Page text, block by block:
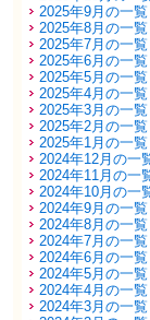
2025年9月の一覧
2025年8月の一覧
2025年7月の一覧
2025年6月の一覧
2025年5月の一覧
2025年4月の一覧
2025年3月の一覧
2025年2月の一覧
2025年1月の一覧
2024年12月の一
2024年11月の一
2024年10月の一
2024年9月の一覧
2024年8月の一覧
2024年7月の一覧
2024年6月の一覧
2024年5月の一覧
2024年4月の一覧
2024年3月の一覧